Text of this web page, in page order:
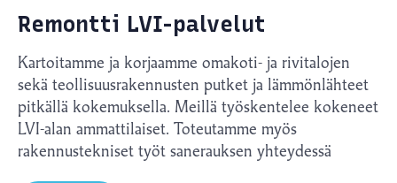
Remontti LVI-palvelut
Kartoitamme ja korjaamme omakoti- ja rivitalojen
sekä teollisuusrakennusten putket ja lämmönlähteet
pitkällä kokemuksella. Meillä työskentelee kokeneet
LVI-alan ammattilaiset. Toteutamme myös
rakennustekniset työt sanerauksen yhteydessä